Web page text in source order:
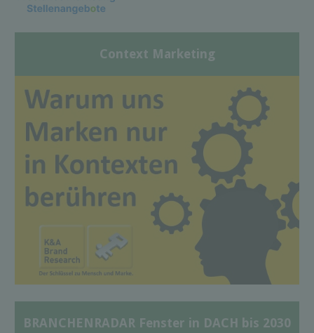
Context Marketing
BRANCHENRADAR Fenster in DACH bis 2030